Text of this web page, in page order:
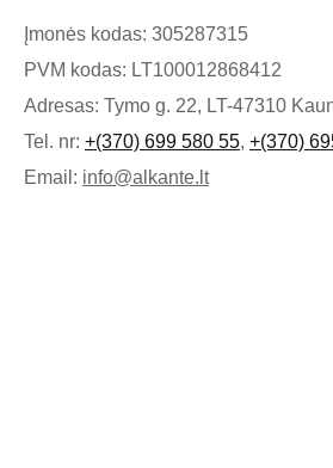
Įmonės kodas: 305287315
PVM kodas: LT100012868412
Adresas: Tymo g. 22, LT-47310
Tel. nr: +(370) 699 580 55, +(370)
Email: info@alkante.lt